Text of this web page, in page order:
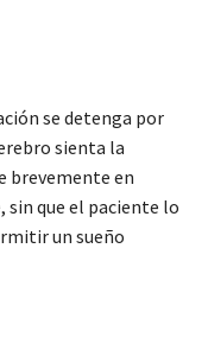
se detenga por
sienta la
brevemente en
sin que el paciente lo
un sueño